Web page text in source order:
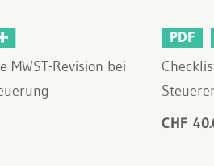
MWST-Revision bei
PDF
CHF